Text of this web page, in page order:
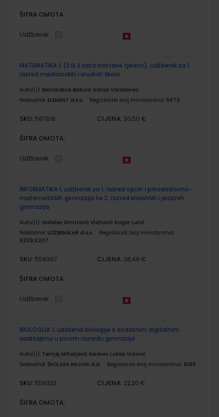
ŠIFRA OMOTA:
Udžbenik
MATEMATIKA 1; (2 ili 3 sata nastave tjedno), udžbenik za 1.
razred medicinskih i srodnih škola
Autor(i): Bernardica Bakula Sanja Varošanec
Nakladnik: ELEMENT d.o.o. Registarski broj ministarstva: 6673
SKU: 567616 CIJENA: 30,50 €
ŠIFRA OMOTA:
Udžbenik
INFORMATIKA 1; udžbenik za 1. razred općih i prirodoslovno-
matematičkih gimnazija te 2. razred klasičnih i jezičnih
gimnazija
Autor(i): Galešev Dmitrović Vlahović Kager Lučić
Nakladnik: UDŽBENIK.HR d.o.o.
Registarski broj ministarstva:
6209;6207
SKU: 556367 CIJENA: 36,48 €
ŠIFRA OMOTA:
Udžbenik
BIOLOGIJA 1; udžbenik biologije s dodatnim digitalnim
sadržajima u prvom razredu gimnazija
Autor(i): Ternjej Mihaljević Kerovec Lukša Vidović
Nakladnik: ŠKOLSKA KNJIGA d.d. Registarski broj ministarstva: 6166
SKU: 556332 CIJENA: 22,20 €
ŠIFRA OMOTA: